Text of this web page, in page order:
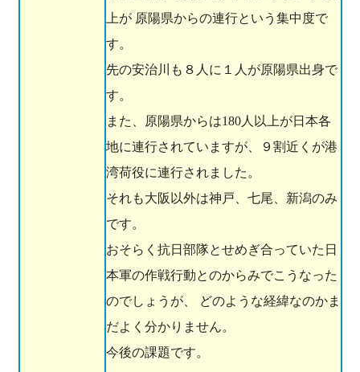
上が 原陽県からの連行という集中度で
す。
先の安治川も８人に１人が原陽県出身で
す。
また、原陽県からは180人以上が日本各
地に連行されていますが、９割近くが港
湾荷役に連行されました。
それも大阪以外は神戸、七尾、新潟のみ
です。
おそらく抗日部隊とせめぎ合っていた日
本軍の作戦行動とのからみでこうなった
のでしょうが、 どのような経緯なのかま
だよく分かりません。
今後の課題です。